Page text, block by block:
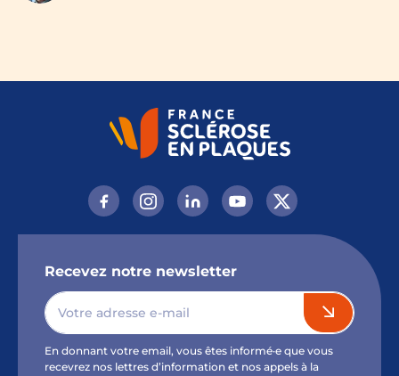
Recevez notre newsletter
En donnant votre email, vous êtes informé·e que vous
recevrez nos lettres d’information et nos appels à la